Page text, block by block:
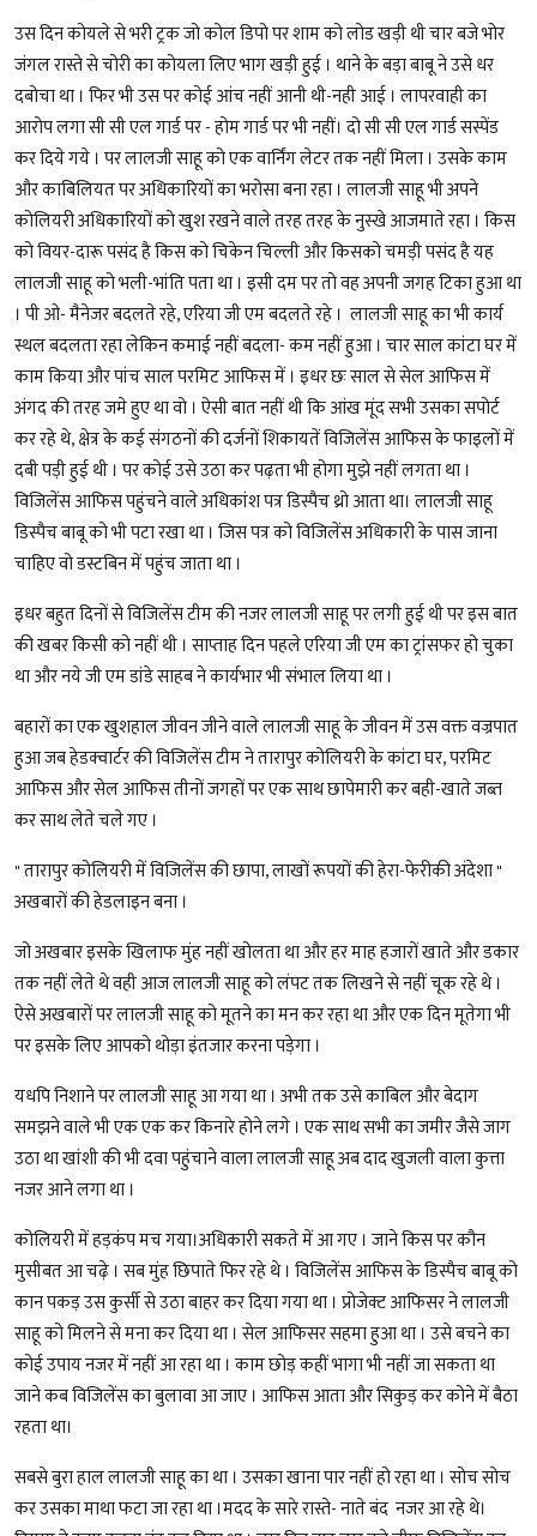
उस दिन कोयले से भरी ट्रक जो कोल डिपो पर शाम को लोड खड़ी थी चार बजे भोर
जंगल रास्ते से चोरी का कोयला लिए भाग खड़ी हुई । थाने के बड़ा बाबू ने उसे धर
दबोचा था । फिर भी उस पर कोई आंच नहीं आनी थी-नही आई । लापरवाही का
आरोप लगा सी सी एल गार्ड पर - होम गार्ड पर भी नहीं। दो सी सी एल गार्ड सस्पेंड
कर दिये गये । पर लालजी साहू को एक वार्निंग लेटर तक नहीं मिला । उसके काम
और काबिलियत पर अधिकारियों का भरोसा बना रहा । लालजी साहू भी अपने
कोलियरी अधिकारियों को खुश रखने वाले तरह तरह के नुस्खे आजमाते रहा । किस
को वियर-दारू पसंद है किस को चिकेन चिल्ली और किसको चमड़ी पसंद है यह
लालजी साहू को भली-भांति पता था । इसी दम पर तो वह अपनी जगह टिका हुआ था
। पी ओ- मैनेजर बदलते रहे, एरिया जी एम बदलते रहे । लालजी साहू का भी कार्य
स्थल बदलता रहा लेकिन कमाई नहीं बदला- कम नहीं हुआ । चार साल कांटा घर में
काम किया और पांच साल परमिट आफिस में । इधर छः साल से सेल आफिस में
अंगद की तरह जमे हुए था वो । ऐसी बात नहीं थी कि आंख मूंद सभी उसका सपोर्ट
कर रहे थे, क्षेत्र के कई संगठनों की दर्जनों शिकायतें विजिलेंस आफिस के फाइलों में
दबी पड़ी हुई थी । पर कोई उसे उठा कर पढ़ता भी होगा मुझे नहीं लगता था ।
विजिलेंस आफिस पहुंचने वाले अधिकांश पत्र डिस्पैच थ्रो आता था। लालजी साहू
डिस्पैच बाबू को भी पटा रखा था । जिस पत्र को विजिलेंस अधिकारी के पास जाना
चाहिए वो डस्टबिन में पहुंच जाता था ।
इधर बहुत दिनों से विजिलेंस टीम की नजर लालजी साहू पर लगी हुई थी पर इस बात
की खबर किसी को नहीं थी । साप्ताह दिन पहले एरिया जी एम का ट्रांसफर हो चुका
था और नये जी एम डांडे साहब ने कार्यभार भी संभाल लिया था ।
बहारों का एक खुशहाल जीवन जीने वाले लालजी साहू के जीवन में उस वक्त वज्रपात
हुआ जब हेडक्वार्टर की विजिलेंस टीम ने तारापुर कोलियरी के कांटा घर, परमिट
आफिस और सेल आफिस तीनों जगहों पर एक साथ छापेमारी कर बही-खाते जब्त
कर साथ लेते चले गए ।
" तारापुर कोलियरी में विजिलेंस की छापा, लाखों रूपयों की हेरा-फेरीकी अंदेशा "
अखबारों की हेडलाइन बना ।
जो अखबार इसके खिलाफ मुंह नहीं खोलता था और हर माह हजारों खाते और डकार
तक नहीं लेते थे वही आज लालजी साहू को लंपट तक लिखने से नहीं चूक रहे थे ।
ऐसे अखबारों पर लालजी साहू को मूतने का मन कर रहा था और एक दिन मूतेगा भी
पर इसके लिए आपको थोड़ा इंतजार करना पड़ेगा ।
यधपि निशाने पर लालजी साहू आ गया था । अभी तक उसे काबिल और बेदाग
समझने वाले भी एक एक कर किनारे होने लगे । एक साथ सभी का जमीर जैसे जाग
उठा था खांशी की भी दवा पहुंचाने वाला लालजी साहू अब दाद खुजली वाला कुत्ता
नजर आने लगा था ।
कोलियरी में हड़कंप मच गया।अधिकारी सकते में आ गए । जाने किस पर कौन
मुसीबत आ चढ़े । सब मुंह छिपाते फिर रहे थे । विजिलेंस आफिस के डिस्पैच बाबू को
कान पकड़ उस कुर्सी से उठा बाहर कर दिया गया था । प्रोजेक्ट आफिसर ने लालजी
साहू को मिलने से मना कर दिया था । सेल आफिसर सहमा हुआ था । उसे बचने का
कोई उपाय नजर में नहीं आ रहा था । काम छोड़ कहीं भागा भी नहीं जा सकता था
जाने कब विजिलेंस का बुलावा आ जाए । आफिस आता और सिकुड़ कर कोने में बैठा
रहता था।
सबसे बुरा हाल लालजी साहू का था । उसका खाना पार नहीं हो रहा था ‍। सोच सोच
कर उसका माथा फटा जा रहा था ।मदद के सारे रास्ते- नाते बंद नजर आ रहे थे।